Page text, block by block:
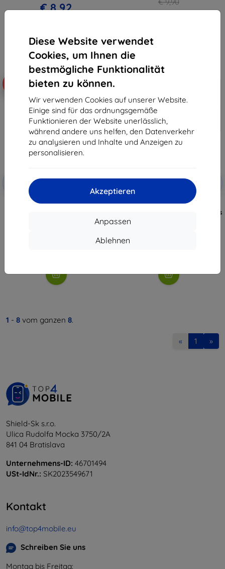
Diese Website verwendet
Cookies, um Ihnen die
bestmögliche Funktionalität
bieten zu können.
Wir verwenden Cookies auf unserer Website.
Einige sind für das ordnungsgemäße
Funktionieren der Website unerlässlich,
während andere uns helfen, den Datenverkehr
zu analysieren und Inhalte und Anzeigen zu
personalisieren.
Akzeptieren
Anpassen
Ablehnen
€ 8,92 € 8,92
mit
3MK NeoGlass Xiaomi Redmi
EXTRA10
3MK Xiaomi Redmi Note 9 Pro -
3mk FlexibleGlass Lite Panzerglas
1 - 8 vom ganzen 8.
« 1 »
Shield-Sk s.r.o.
Ulica Rudolfa Mocka 3750/2A
841 04 Bratislava
Unternehmens-ID: 46701494
USt-IdNr.: SK2023549671
Kontakt
info@top4mobile.eu
Schreiben Sie uns
Montag bis Freitag: